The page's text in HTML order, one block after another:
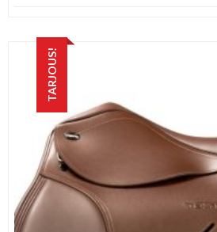
TARJOUS!